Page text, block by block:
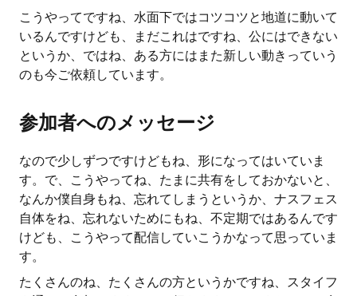
こうやってですね、水面下ではコツコツと地道に動いて
いるんですけども、まだこれはですね、公にはできない
というか、ではね、ある方にはまた新しい動きっていう
のも今ご依頼しています。
参加者へのメッセージ
なので少しずつですけどもね、形になってはいていま
す。で、こうやってね、たまに共有をしておかないと、
なんか僕自身もね、忘れてしまうというか、ナスフェス
自体をね、忘れないためにもね、不定期ではあるんです
けども、こうやって配信していこうかなって思っていま
す。
たくさんのね、たくさんの方というかですね、スタイフ